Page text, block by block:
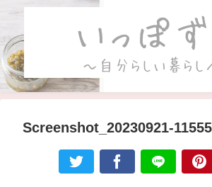
Screenshot_20230921-